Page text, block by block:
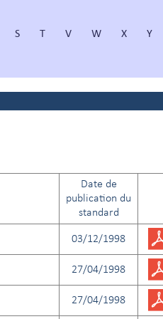
S T V W X
Y
Date de
publication du
standard
03/12/1998
27/04/1998
27/04/1998